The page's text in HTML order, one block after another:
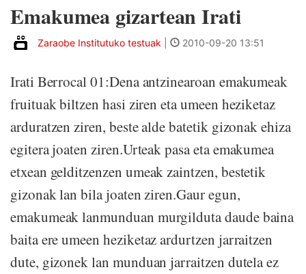
Emakumea gizartean Irati
Zaraobe Institutuko testuak 2010-09-20 13:51
Irati Berrocal 01:Dena antzinearoan emakumeak
fruituak biltzen hasi ziren eta umeen heziketaz
arduratzen ziren, beste alde batetik gizonak ehiza
egitera joaten ziren.Urteak pasa eta emakumea
etxean gelditzenzen umeak zaintzen, bestetik
gizonak lan bila joaten ziren.Gaur egun,
emakumeak lanmunduan murgilduta daude baina
baita ere umeen heziketaz ardurtzen jarraitzen
dute, gizonek lan munduan jarraitzen dutela ez